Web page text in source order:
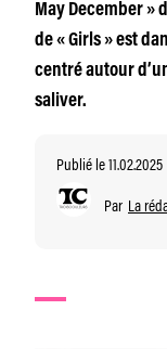
May December »
de « Girls » est
centré autour
saliver.
Publié le 11.02.2025
Par La